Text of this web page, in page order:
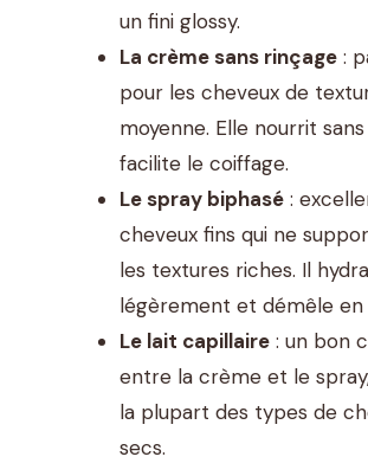
un fini glossy.
La crème sans rinçage :
pour les cheveux de
moyenne. Elle nourrit
facilite le coiffage.
Le spray biphasé :
cheveux fins qui ne
les textures riches. Il
légèrement et démêle en
Le lait capillaire : un bon
entre la crème et le
la plupart des types de
secs.